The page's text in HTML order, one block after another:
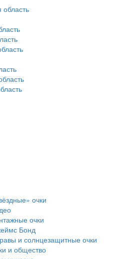
область
очки
очки
Бонд
и солнцезащитные очки
и общество